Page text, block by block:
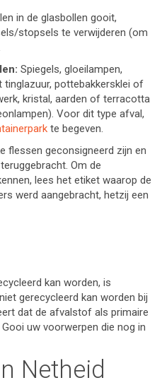
in de glasbollen gooit,
stopsels te verwijderen (om
Spiegels, gloeilampen,
tinglazuur, pottebakkersklei of
kristal, aarden of terracotta
Voor dit type afval,
te begeven.
flessen geconsigneerd zijn en
Om de
lees het etiket waarop de
werd aangebracht, hetzij een
kan worden, is
gerecycleerd kan worden bij
dat de afvalstof als primaire
uw voorwerpen die nog in
Netheid